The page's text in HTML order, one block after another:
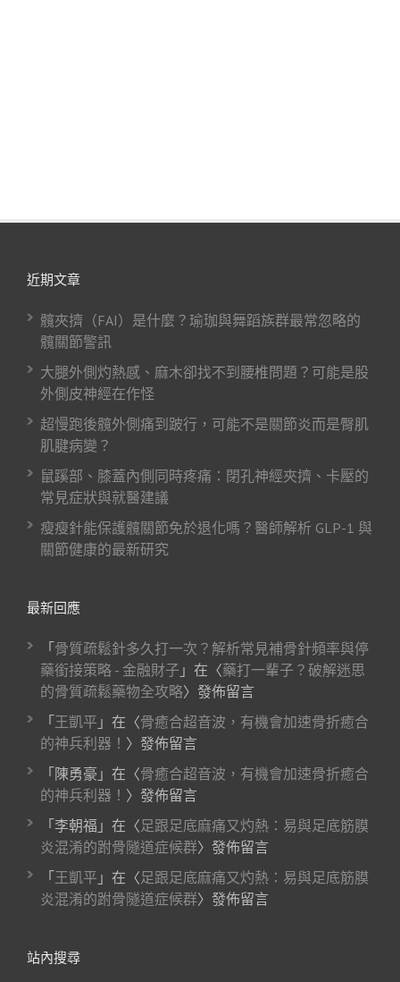
近期文章
髖夾擠（FAI）是什麼？瑜珈與舞蹈族群最常忽略的
髖關節警訊
大腿外側灼熱感、麻木卻找不到腰椎問題？可能是股
外側皮神經在作怪
超慢跑後髖外側痛到跛行，可能不是關節炎而是臀肌
肌腱病變？
鼠蹊部、膝蓋內側同時疼痛：閉孔神經夾擠、卡壓的
常見症狀與就醫建議
瘦瘦針能保護髖關節免於退化嗎？醫師解析 GLP-1 與
關節健康的最新研究
最新回應
「 骨質疏鬆針多久打一次？解析常見補骨針頻率與停
藥銜接策略 - 金融財子 」在〈藥打一輩子？破解迷思
的骨質疏鬆藥物全攻略〉發佈留言
「 王凱平 」在〈骨癒合超音波，有機會加速骨折癒合
的神兵利器！ 〉發佈留言
「 陳勇豪 」在〈骨癒合超音波，有機會加速骨折癒合
的神兵利器！ 〉發佈留言
「 李朝福 」在〈足跟足底麻痛又灼熱：易與足底筋膜
炎混淆的跗骨隧道症候群〉發佈留言
「 王凱平 」在〈足跟足底麻痛又灼熱：易與足底筋膜
炎混淆的跗骨隧道症候群〉發佈留言
站內搜尋